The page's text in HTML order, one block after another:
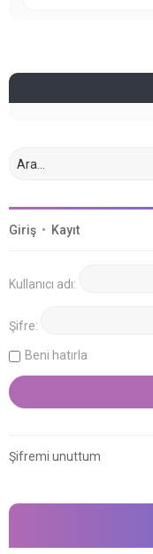
Giriş • Kayıt
Kullanıcı adı:
Şifre:
Beni hatırla
Şifremi unuttum